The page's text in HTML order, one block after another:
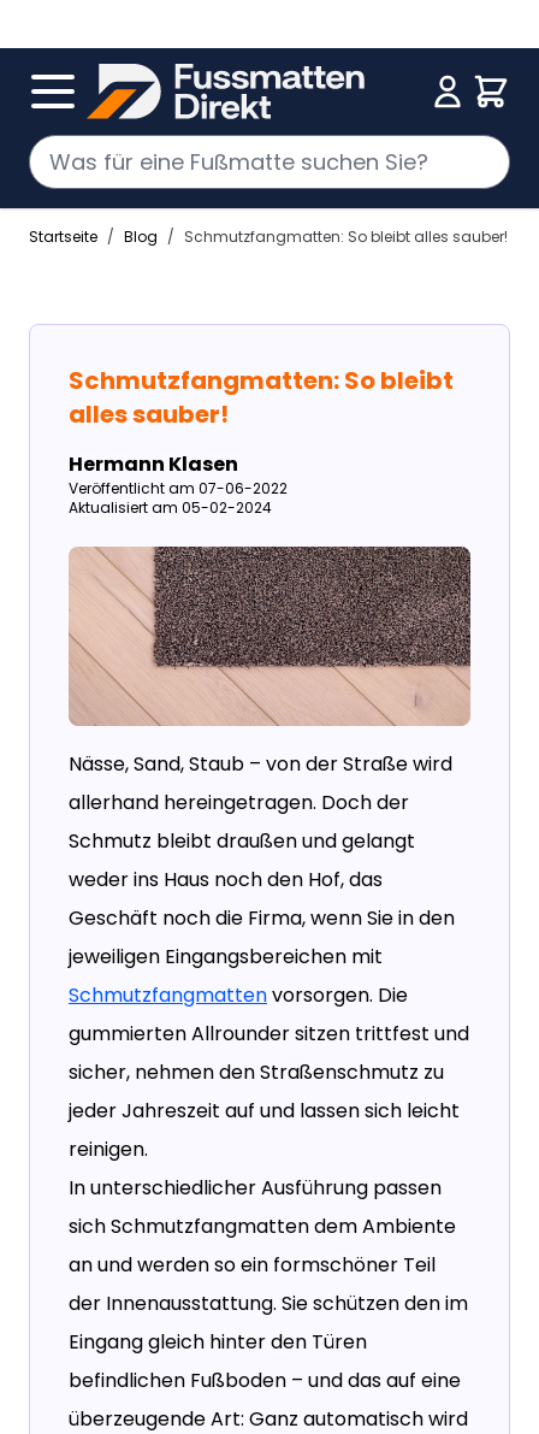
Cart
Startseite / Blog / Schmutzfangmatten: So bleibt alles sauber!
Schmutzfangmatten: So bleibt
alles sauber!
Hermann Klasen
Veröffentlicht am 07-06-2022
Aktualisiert am 05-02-2024
Nässe, Sand, Staub – von der Straße wird
allerhand hereingetragen. Doch der
Schmutz bleibt draußen und gelangt
weder ins Haus noch den Hof, das
Geschäft noch die Firma, wenn Sie in den
jeweiligen Eingangsbereichen mit
Schmutzfangmattenvorsorgen. Die
gummierten Allrounder sitzen trittfest und
sicher, nehmen den Straßenschmutz zu
jeder Jahreszeit auf und lassen sich leicht
reinigen.
In unterschiedlicher Ausführung passen
sich Schmutzfangmatten dem Ambiente
an und werden so ein formschöner Teil
der Innenausstattung. Sie schützen den im
Eingang gleich hinter den Türen
befindlichen Fußboden – und das auf eine
überzeugende Art: Ganz automatisch wird